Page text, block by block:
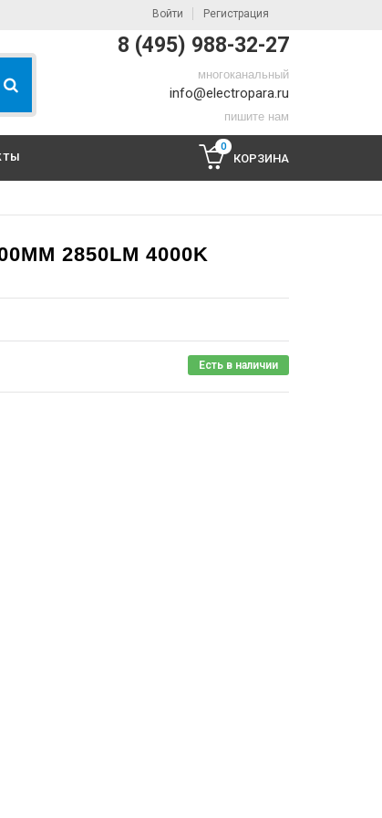
Войти Регистрация
8 (495) 988-32-27
многоканальный
info@electropara.ru
пишите нам
0
КОРЗИНА
2850LM 4000K
Есть в наличии